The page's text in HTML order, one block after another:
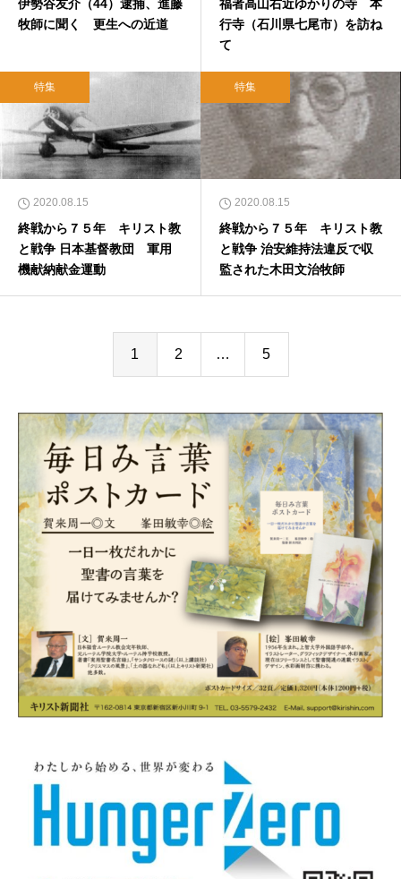
伊勢谷友介（44）逮捕、進藤
牧師に聞く 更生への近道
福者高山右近ゆかりの寺 本
行寺（石川県七尾市）を訪ね
て
特集
2020.08.15
終戦から７５年 キリスト教
と戦争 日本基督教団 軍用
機献納献金運動
特集
2020.08.15
終戦から７５年 キリスト教
と戦争 治安維持法違反で収
監された木田文治牧師
1 2 … 5